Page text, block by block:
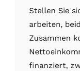
Stellen Sie
arbeiten,
Zusammen
finanziert,